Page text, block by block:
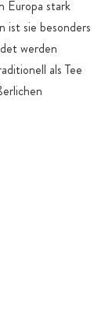
Europa stark
ist sie besonders
werden
als Tee